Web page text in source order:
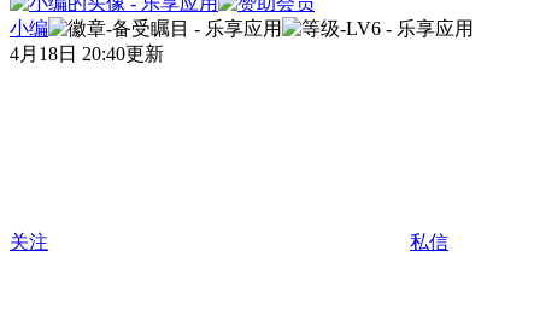
小编
4月18日 20:40更新
关注 私信